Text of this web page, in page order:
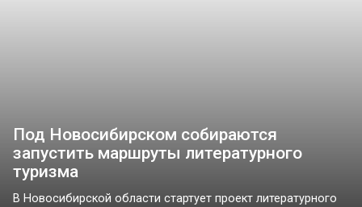
Под Новосибирском собираются
запустить маршруты литературного
туризма
В Новосибирской области стартует проект литературного